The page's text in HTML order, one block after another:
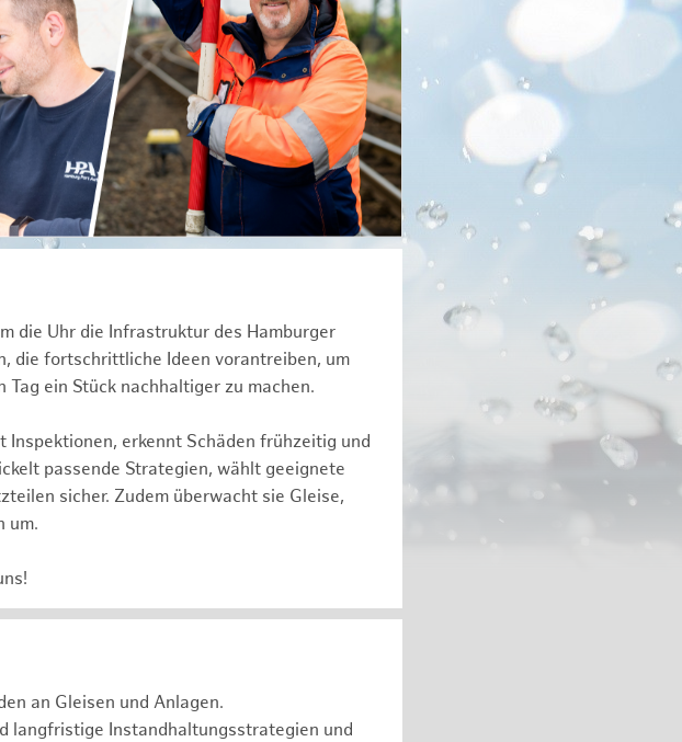
die Uhr die Infrastruktur des Hamburger
die fortschrittliche Ideen vorantreiben, um
ein Stück nachhaltiger zu machen.
erkennt Schäden frühzeitig und
passende Strategien, wählt geeignete
sicher. Zudem überwacht sie Gleise,
um.
an Gleisen und Anlagen.
langfristige Instandhaltungsstrategien und